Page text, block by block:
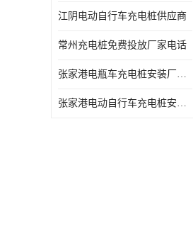
江阴电动自行车充电桩供应商
常州充电桩免费投放厂家电话
张家港电瓶车充电桩安装厂家电话
张家港电动自行车充电桩安装供货商